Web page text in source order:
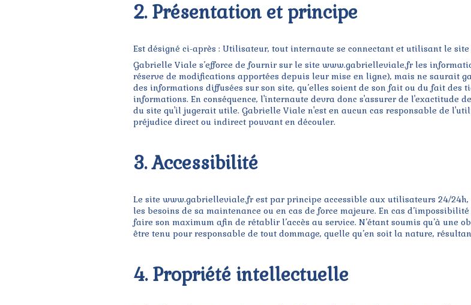
2. Présentation et principe
Est désigné ci-après : Utilisateur, tout internaute se connectant et utilisant le
Gabrielle Viale s’efforce de fournir sur le site www.gabrielleviale.fr les
réserve de modifications apportées depuis leur mise en ligne), mais ne saurait
des informations diffusées sur son site, qu’elles soient de son fait ou du fait des
informations. En conséquence, l'internaute devra donc s'assurer de l'exactitude
du site qu'il jugerait utile. Gabrielle Viale n'est en aucun cas responsable de
préjudice direct ou indirect pouvant en découler.
3. Accessibilité
Le site www.gabrielleviale.fr est par principe accessible aux utilisateurs 24/
les besoins de sa maintenance ou en cas de force majeure. En cas
faire son maximum afin de rétablir l’accès au service. N’étant soumis qu’à une
être tenu pour responsable de tout dommage, quelle qu’en soit la nature,
4. Propriété intellectuelle